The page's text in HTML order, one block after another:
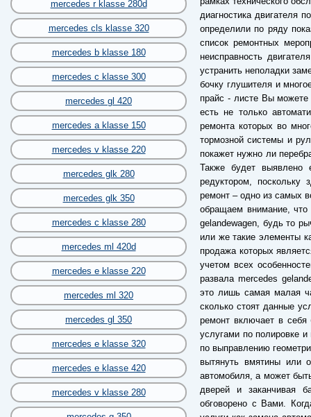
mercedes r klasse 280d
mercedes cls klasse 320
mercedes b klasse 180
mercedes c klasse 300
mercedes gl 420
mercedes a klasse 150
mercedes v klasse 220
mercedes glk 280
mercedes glk 350
mercedes c klasse 280
mercedes ml 420d
mercedes e klasse 220
mercedes ml 320
mercedes gl 350
mercedes e klasse 320
mercedes e klasse 420
mercedes v klasse 280
диагностика двигателя
определили по ряду
список ремонтных
неисправность
устранить неполадки
бочку глушителя и
прайс - листе Вы можете
есть не только
ремонта которых во
тормозной системы и
покажет нужно ли
Также будет выявлено
редуктором,
ремонт – одно из самых
обращаем внимание,
gelandewagen, будь то
или же такие элементы
продажа которых
учетом всех
развала mercedes
это лишь самая малая
сколько стоят данные
ремонт включает в себя
услугами по полировке и
по выправлению
вытянуть вмятины или
автомобиля, а может
дверей и заканчивая
обговорено с Вами.